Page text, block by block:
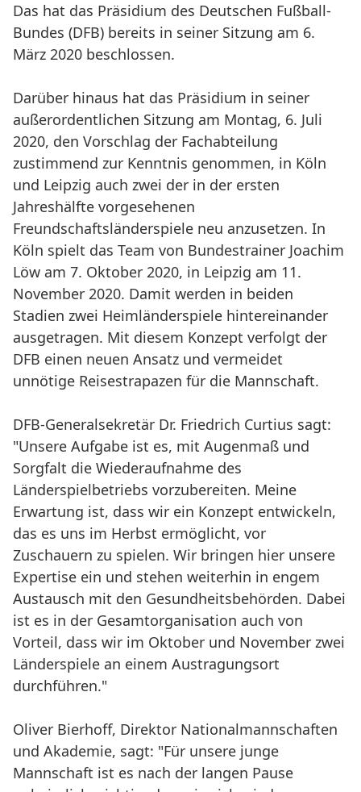
Das hat das Präsidium des Deutschen Fußball-
Bundes (DFB) bereits in seiner Sitzung am 6.
März 2020 beschlossen.
Darüber hinaus hat das Präsidium in seiner
außerordentlichen Sitzung am Montag, 6. Juli
2020, den Vorschlag der Fachabteilung
zustimmend zur Kenntnis genommen, in Köln
und Leipzig auch zwei der in der ersten
Jahreshälfte vorgesehenen
Freundschaftsländerspiele neu anzusetzen. In
Köln spielt das Team von Bundestrainer Joachim
Löw am 7. Oktober 2020, in Leipzig am 11.
November 2020. Damit werden in beiden
Stadien zwei Heimländerspiele hintereinander
ausgetragen. Mit diesem Konzept verfolgt der
DFB einen neuen Ansatz und vermeidet
unnötige Reisestrapazen für die Mannschaft.
DFB-Generalsekretär Dr. Friedrich Curtius sagt:
"Unsere Aufgabe ist es, mit Augenmaß und
Sorgfalt die Wiederaufnahme des
Länderspielbetriebs vorzubereiten. Meine
Erwartung ist, dass wir ein Konzept entwickeln,
das es uns im Herbst ermöglicht, vor
Zuschauern zu spielen. Wir bringen hier unsere
Expertise ein und stehen weiterhin in engem
Austausch mit den Gesundheitsbehörden. Dabei
ist es in der Gesamtorganisation auch von
Vorteil, dass wir im Oktober und November zwei
Länderspiele an einem Austragungsort
durchführen."
Oliver Bierhoff, Direktor Nationalmannschaften
und Akademie, sagt: "Für unsere junge
Mannschaft ist es nach der langen Pause